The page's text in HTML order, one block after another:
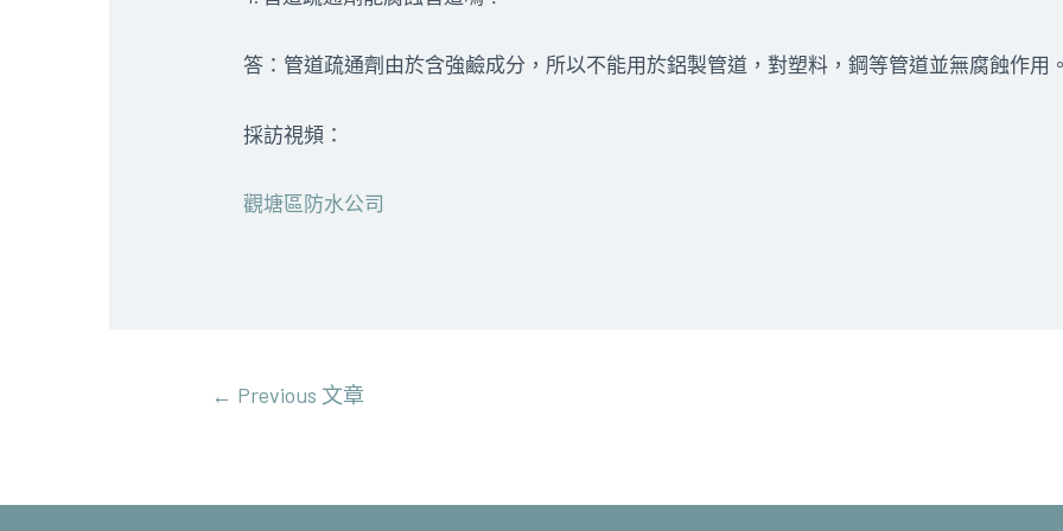
答：管道疏通劑由於含強鹼成分，所以不能用於鋁製管道，對塑料，鋼等管道並無腐蝕作用。
採訪視頻：
觀塘區防水公司
← Previous 文章